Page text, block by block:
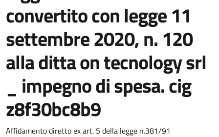
convertito con legge 11
settembre 2020, n. 120
alla ditta on tecnology srl
_ impegno di spesa. cig
z8f30bc8b9
Dettaglio del documento
Affidamento diretto ex art. 5 della legge n.381/91